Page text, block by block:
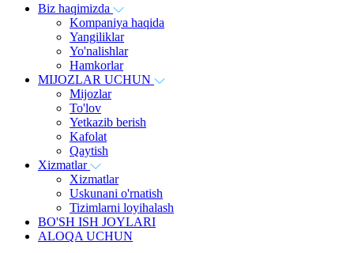
Biz haqimizda
Kompaniya haqida
Yangiliklar
Yo'nalishlar
Hamkorlar
MIJOZLAR UCHUN
Mijozlar
To'lov
Yetkazib berish
Kafolat
Qaytish
Xizmatlar
Xizmatlar
Uskunani o'rnatish
Tizimlarni loyihalash
BO'SH ISH JOYLARI
ALOQA UCHUN